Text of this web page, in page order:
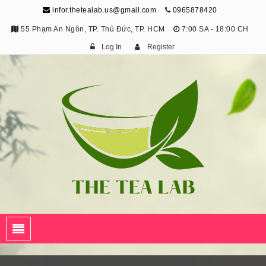
infor.thetealab.us@gmail.com 0965878420
55 Phạm An Ngôn, TP. Thủ Đức, TP. HCM 7:00 SA - 18:00 CH
Log In Register